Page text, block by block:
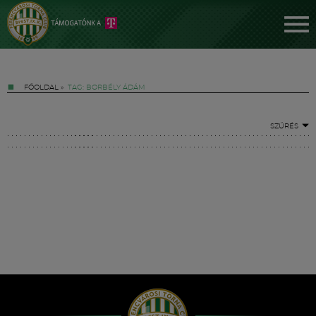
FŐOLDAL » TAG: BORBÉLY ÁDÁM
SZŰRÉS
Hírek